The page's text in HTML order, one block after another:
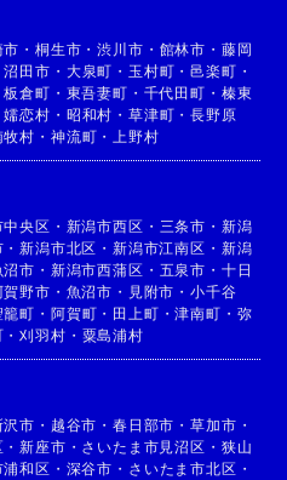
市 ・桐生市 ・渋川市 ・ 館林市 ・ 藤岡
沼田市 ・ 大泉町 ・ 玉村町 ・邑楽町 ・
板倉町 ・ 東吾妻町 ・ 千代田町 ・ 榛東
嬬恋村 ・ 昭和村 ・ 草津町 ・長野原
牧村 ・ 神流町 ・ 上野村
中央区 ・ 新潟市西区 ・ 三条市 ・ 新潟
・新潟市北区 ・新潟市江南区 ・ 新潟
沼市 ・ 新潟市西蒲区 ・ 五泉市 ・ 十日
賀野市 ・ 魚沼市 ・ 見附市 ・小千谷
籠町 ・ 阿賀町 ・ 田上町 ・津南町 ・ 弥
・刈羽村 ・ 粟島浦村
沢市 ・ 越谷市 ・春日部市 ・草加市 ・
・新座市 ・ さいたま市見沼区 ・ 狭山
浦和区 ・ 深谷市 ・ さいたま市北区 ・